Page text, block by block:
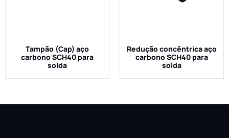
Tampão (Cap) aço
carbono SCH40 para
solda
Redução concêntrica aço
carbono SCH40 para
solda